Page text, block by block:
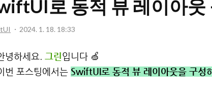
로 동적 뷰 레이아웃
2024. 1. 18. 18:33
녕하세요. 그린입니다 🍏
번 포스팅에서는 SwiftUI로 동적 뷰 레이아웃을 구성